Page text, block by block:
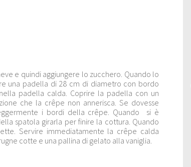
e quindi aggiungere lo zucchero. Quando lo
una padella di 28 cm di diametro con bordo
la padella calda. Coprire la padella con un
che la crêpe non annerisca. Se dovesse
i bordi della crêpe. Quando si è
spatola girarla per finire la cottura. Quando
Servire immediatamente la crêpe calda
cotte e una pallina di gelato alla vaniglia.